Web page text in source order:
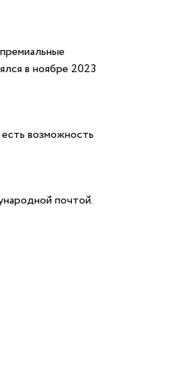
в ноябре 2023
возможность
почтой.